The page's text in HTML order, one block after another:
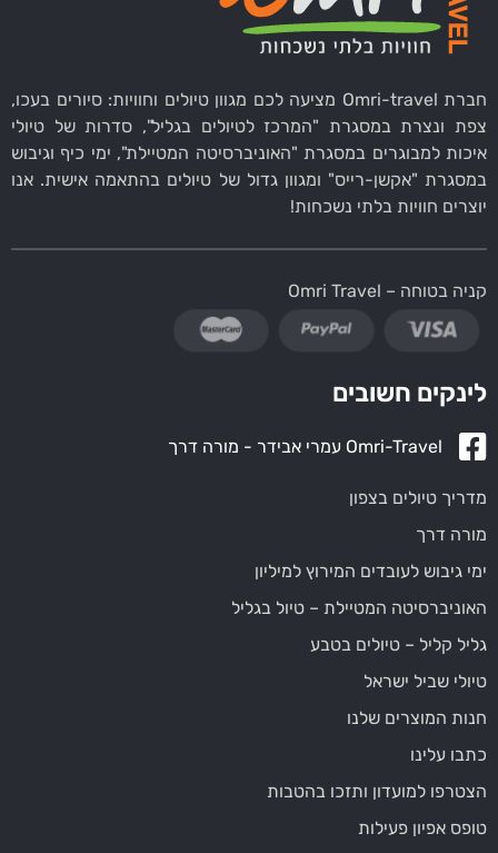
חברת Omri-travel מציעה לכם מגוון טיולים וחוויות: סיורים בעכו,
צפת ונצרת במסגרת "המרכז לטיולים בגליל", סדרות של טיולי
איכות למבוגרים במסגרת "האוניברסיטה המטיילת", ימי כיף וגיבוש
במסגרת "אקשן-רייס" ומגוון גדול של טיולים בהתאמה אישית. אנו
יוצרים חוויות בלתי נשכחות!
קניה בטוחה – Omri Travel
לינקים חשובים
Omri-Travel עמרי אבידר - מורה דרך
מדריך טיולים בצפון
מורה דרך
ימי גיבוש לעובדים המירוץ למיליון
האוניברסיטה המטיילת – טיול בגליל
גליל קליל – טיולים בטבע
טיולי שביל ישראל
חנות המוצרים שלנו
כתבו עלינו
הצטרפו למועדון ותזכו בהטבות
טופס אפיון פעילות